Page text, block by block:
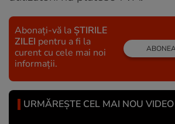
Abonați-vă la ȘTIRILE
ZILEI pentru a fi la
curent cu cele mai noi
informații.
URMĂREȘTE CEL MAI NOU VIDEO